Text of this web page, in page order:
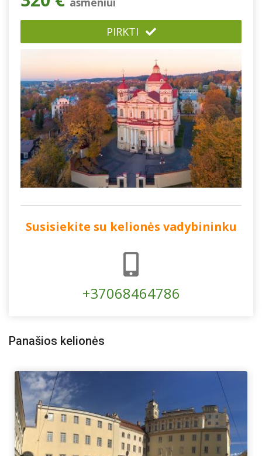
PIRKTI
Susisiekite su kelionės vadybininku
+37068464786
Panašios kelionės